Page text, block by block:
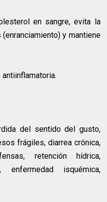
en sangre, evita la
y mantiene
del sentido del gusto,
frágiles, diarrea crónica,
retención hídrica,
enfermedad isquémica,